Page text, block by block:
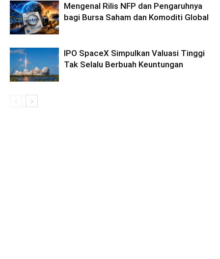
Mengenal Rilis NFP dan Pengaruhnya
bagi Bursa Saham dan Komoditi Global
IPO SpaceX Simpulkan Valuasi Tinggi
Tak Selalu Berbuah Keuntungan